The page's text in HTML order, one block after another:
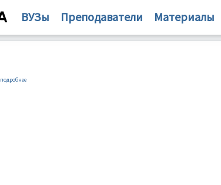
ВУЗы Преподаватели Материалы
подробнее